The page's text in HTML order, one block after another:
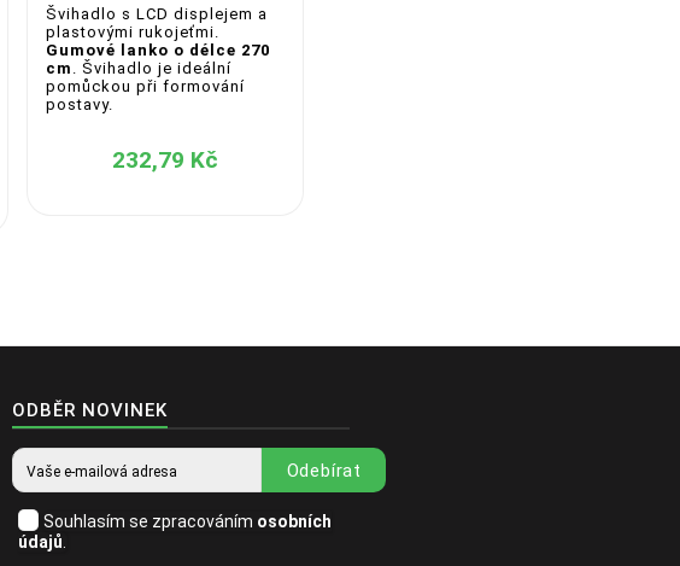
Švihadlo s LCD displejem a
plastovými rukojeťmi.
Gumové lanko o délce 270
cm
. Švihadlo je ideální
pomůckou při formování
postavy.
232,79 Kč
ODBĚR NOVINEK
Odebírat
Souhlasím se zpracováním osobních
údajů.